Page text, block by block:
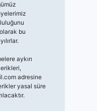
bu
aykırı
adresine
yasal süre